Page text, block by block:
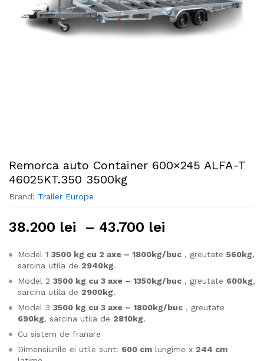
Remorca auto Container 600×245 ALFA-T
46025KT.350 3500kg
Brand: Trailer Europe
38.200 lei – 43.700 lei
prețuri:
până
43.700 lei
Model 1 3500 kg cu 2 axe – 1800kg/buc , greutate 560kg,
sarcina utila de 2940kg.
Model 2 3500 kg cu 3 axe – 1350kg/buc , greutate 600kg,
sarcina utila de 2900kg.
Model 3 3500 kg cu 3 axe – 1800kg/buc , greutate
690kg, sarcina utila de 2810kg.
Cu sistem de franare
Dimensiunile ei utile sunt: 600 cm lungime x 244 cm